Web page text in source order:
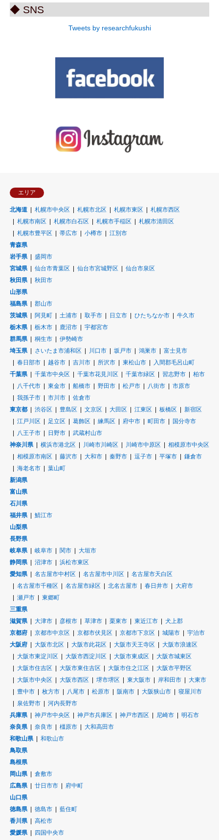
◆ SNS
Tweets by researchfukushi
エリア
北海道 札幌市中央区 札幌市北区 札幌市東区
札幌市西区
札幌市南区
札幌市白石区 札幌市手稲区
札幌市清田区
札幌市豊平区
帯広市 小樽市
江別市
青森県
岩手県
盛岡市
宮城県
仙台市青葉区 仙台市宮城野区
仙台市泉区
秋田県
秋田市
山形県
福島県
郡山市
茨城県
阿見町 土浦市 取手市 日立市 ひたちなか市
牛久市
栃木県
栃木市 鹿沼市
宇都宮市
群馬県
桐生市
伊勢崎市
埼玉県
さいたま市浦和区 川口市 坂戸市 鴻巣市
富士見市
春日部市
越谷市 吉川市 所沢市 東松山市
入間郡毛呂山町
千葉県
千葉市中央区 千葉市花見川区 千葉市緑区 習志野市
柏市
八千代市
東金市 船橋市 野田市 松戸市 八街市
市原市
我孫子市
市川市
佐倉市
東京都
渋谷区 豊島区 文京区 大田区 江東区 板橋区
新宿区
江戸川区
足立区 葛飾区 練馬区 府中市 町田市
国分寺市
八王子市
日野市
武蔵村山市
神奈川県
横浜市港北区 川崎市川崎区 川崎市中原区
相模原市中央区
相模原市南区
藤沢市 大和市 秦野市 逗子市 平塚市
鎌倉市
海老名市
葉山町
新潟県
富山県
石川県
福井県
鯖江市
山梨県
長野県
岐阜県
岐阜市 関市
大垣市
静岡県
沼津市
浜松市東区
愛知県
名古屋市中村区 名古屋市中川区
名古屋市天白区
名古屋市千種区
名古屋市緑区 北名古屋市 春日井市
大府市
瀬戸市
東郷町
三重県
滋賀県
大津市 彦根市 草津市 栗東市 東近江市
犬上郡
京都府
京都市中京区 京都市伏見区 京都市下京区 城陽市
宇治市
大阪府
大阪市北区 大阪市此花区 大阪市天王寺区
大阪市浪速区
大阪市東淀川区
大阪市西淀川区 大阪市東成区
大阪市城東区
大阪市住吉区
大阪市東住吉区 大阪市住之江区
大阪市平野区
大阪市中央区
大阪市西区 堺市堺区 東大阪市 岸和田市
大東市
豊中市
枚方市 八尾市 松原市 阪南市 大阪狭山市
寝屋川市
泉佐野市
河内長野市
兵庫県
神戸市中央区 神戸市兵庫区 神戸市西区 尼崎市
明石市
奈良県
奈良市 橿原市
大和高田市
和歌山県
和歌山市
鳥取県
島根県
岡山県
倉敷市
広島県
廿日市市
府中町
山口県
徳島県
徳島市
藍住町
香川県
高松市
愛媛県
四国中央市